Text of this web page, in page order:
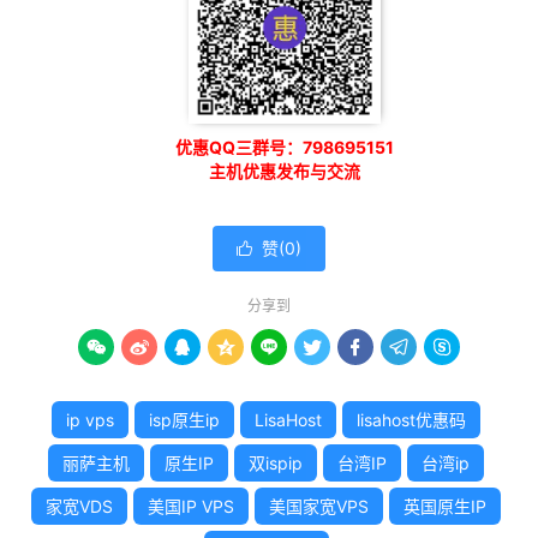
优惠QQ三群号：798695151
主机优惠发布与交流
 赞(0)
分享到
        
ip vps isp原生ip LisaHost lisahost优惠码
丽萨主机 原生IP 双ispip 台湾IP 台湾ip
家宽VDS 美国IP VPS 美国家宽VPS 英国原生IP